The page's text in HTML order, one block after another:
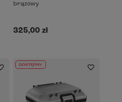
brązowy
325,00 zł
DOSTĘPNY